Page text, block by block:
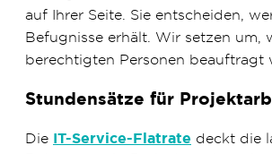
auf Ihrer Seite. Sie entscheiden,
Befugnisse erhält. Wir setzen um,
berechtigten Personen beauftragt
Stundensätze für
Die IT-Service-Flatrate deckt die